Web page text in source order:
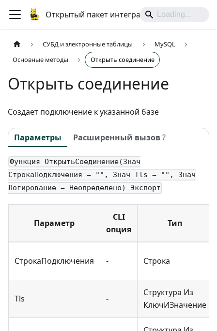
Открытый пакет интеграций
СУБД и электронные таблицы
MySQL
Основные методы
Открыть соединение
Открыть соединение
Создает подключение к указанной базе
Параметры Расширенный вызов?
Функция ОткрытьСоединение(Знач
СтрокаПодключения = "", Знач Tls = "", Знач
Логирование = Неопределено) Экспорт
Параметр
CLI
опция
Тип
СтрокаПодключения - Строка
Tls -
Структура Из
КлючИЗначение